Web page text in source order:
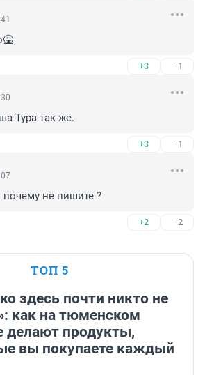
+3 –1
Тура так-же.
+3 –1
не пишите ?
+2 –2
ТОП 5
здесь почти никто не
как на тюменском
делают продукты,
вы покупаете каждый